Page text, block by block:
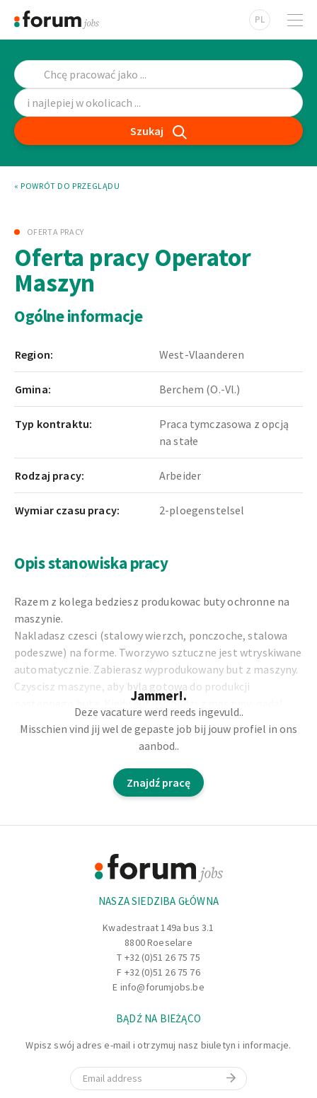
PL
Szukaj
« POWRÓT DO PRZEGLĄDU
OFERTA PRACY
Oferta pracy Operator
Maszyn
Ogólne informacje
Region: West-Vlaanderen
Gmina: Berchem (O.-Vl.)
Typ kontraktu:
Praca tymczasowa z opcją
na stałe
Rodzaj pracy: Arbeider
Wymiar czasu pracy: 2-ploegenstelsel
Opis stanowiska pracy
Razem z kolega bedziesz produkowac buty ochronne na
maszynie.
Nakladasz czesci (stalowy wierzch, ponczoche, stalowa
podeszwe) na forme. Tworzywo sztuczne jest wtryskiwane
automatycznie. Zabierasz wyprodukowany but z maszyny.
Czyscisz maszyne, aby byla gotowa do produkcji
nastepnego buta. Kiedy but wychodzi z maszyny, nadal
zawiera pozostalosci.
Po specjalnym przeszkoleniu mozna pracowac na 2 innych
maszynach do przycinania duzych pozostalosci: usuwanie
drobnych pozostalosci na szwie.
2 zmiany lub stala noc
Jammer!.
Deze vacature werd reeds ingevuld..
Misschien vind jij wel de gepaste job bij jouw profiel in ons
aanbod..
Znajdź pracę
NASZA SIEDZIBA GŁÓWNA
Kwadestraat 149a bus 3.1
8800 Roeselare
T +32 (0)51 26 75 75
F +32 (0)51 26 75 76
E info@forumjobs.be
BĄDŹ NA BIEŻĄCO
Wpisz swój adres e-mail i otrzymuj nasz biuletyn i informacje.
Email